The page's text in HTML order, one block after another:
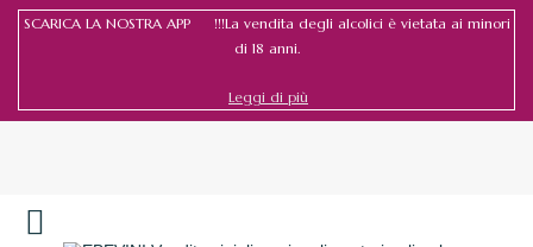
SCARICA LA NOSTRA APP !!!La vendita degli alcolici è vietata ai minori
di 18 anni.
Leggi di più